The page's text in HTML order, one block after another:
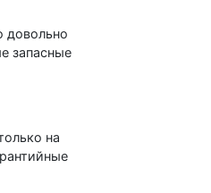
довольно
запасные
на